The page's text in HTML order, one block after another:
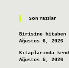
Son Yazılar
Birisine hitaben
Ağustos 6, 2026
Kitaplarında
Ağustos 5, 2026